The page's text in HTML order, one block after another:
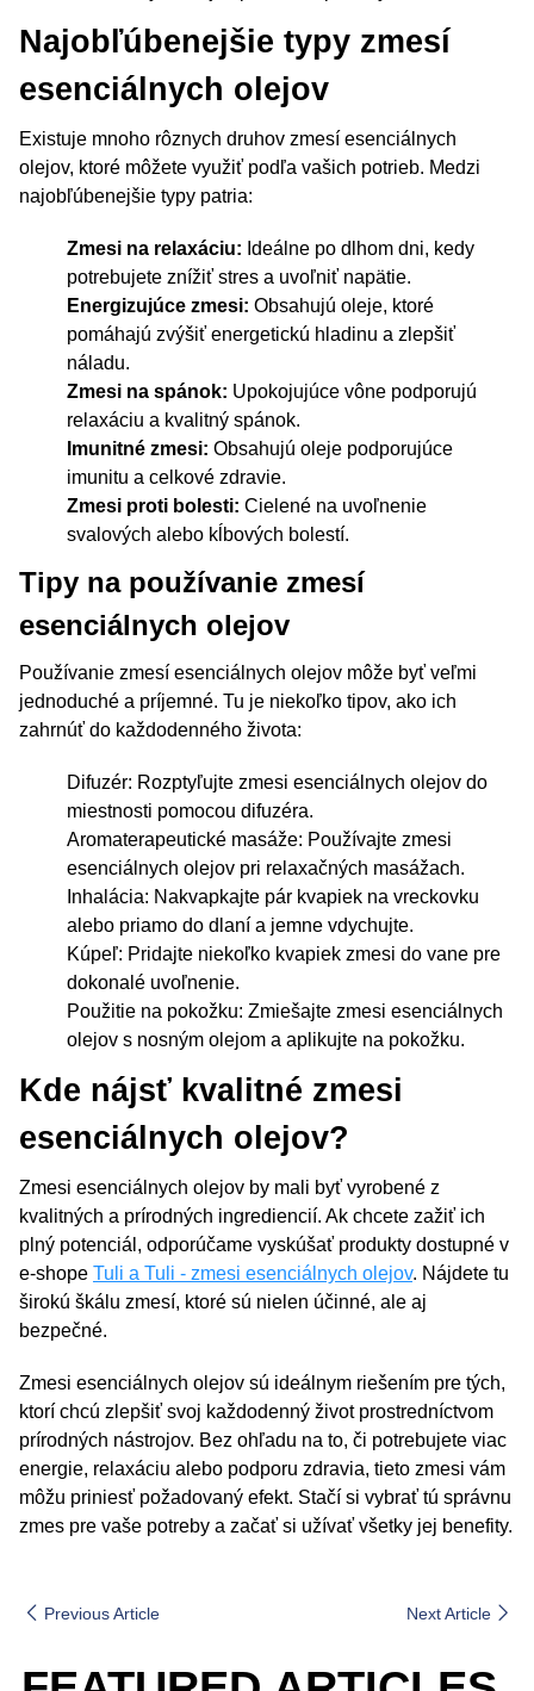
Najobľúbenejšie typy zmesí
esenciálnych olejov
Existuje mnoho rôznych druhov zmesí esenciálnych
olejov, ktoré môžete využiť podľa vašich potrieb. Medzi
najobľúbenejšie typy patria:
Zmesi na relaxáciu: Ideálne po dlhom dni, kedy
potrebujete znížiť stres a uvoľniť napätie.
Energizujúce zmesi: Obsahujú oleje, ktoré
pomáhajú zvýšiť energetickú hladinu a zlepšiť
náladu.
Zmesi na spánok: Upokojujúce vône podporujú
relaxáciu a kvalitný spánok.
Imunitné zmesi: Obsahujú oleje podporujúce
imunitu a celkové zdravie.
Zmesi proti bolesti: Cielené na uvoľnenie
svalových alebo kĺbových bolestí.
Tipy na používanie zmesí
esenciálnych olejov
Používanie zmesí esenciálnych olejov môže byť veľmi
jednoduché a príjemné. Tu je niekoľko tipov, ako ich
zahrnúť do každodenného života:
Difuzér: Rozptyľujte zmesi esenciálnych olejov do
miestnosti pomocou difuzéra.
Aromaterapeutické masáže: Používajte zmesi
esenciálnych olejov pri relaxačných masážach.
Inhalácia: Nakvapkajte pár kvapiek na vreckovku
alebo priamo do dlaní a jemne vdychujte.
Kúpeľ: Pridajte niekoľko kvapiek zmesi do vane pre
dokonalé uvoľnenie.
Použitie na pokožku: Zmiešajte zmesi esenciálnych
olejov s nosným olejom a aplikujte na pokožku.
Kde nájsť kvalitné zmesi
esenciálnych olejov?
Zmesi esenciálnych olejov by mali byť vyrobené z
kvalitných a prírodných ingrediencií. Ak chcete zažiť ich
plný potenciál, odporúčame vyskúšať produkty dostupné v
e-shope Tuli a Tuli - zmesi esenciálnych olejov. Nájdete tu
širokú škálu zmesí, ktoré sú nielen účinné, ale aj
bezpečné.
Zmesi esenciálnych olejov sú ideálnym riešením pre tých,
ktorí chcú zlepšiť svoj každodenný život prostredníctvom
prírodných nástrojov. Bez ohľadu na to, či potrebujete viac
energie, relaxáciu alebo podporu zdravia, tieto zmesi vám
môžu priniesť požadovaný efekt. Stačí si vybrať tú správnu
zmes pre vaše potreby a začať si užívať všetky jej benefity.
Previous Article Next Article